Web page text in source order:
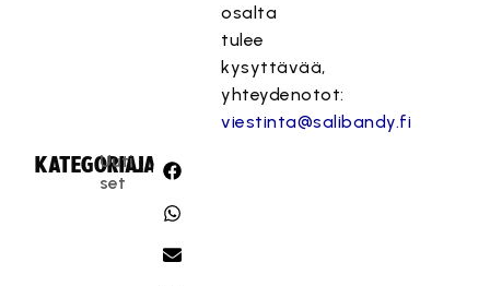
osalta
tulee
kysyttävää,
yhteydenotot:
viestinta@salibandy.fi
KATEGORIA:
Uuti
set
JAA: